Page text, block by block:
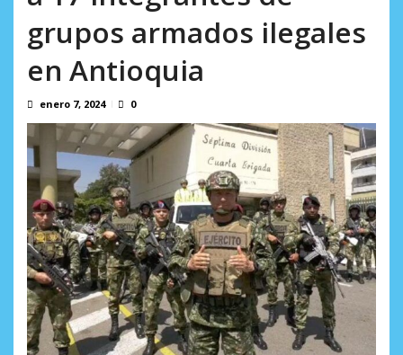
Crisis migratoria en Ceuta deja 141 fallecidos, según ONG
agosto 5, 2026
grupos armados ilegales
en Antioquia
enero 7, 2024 0